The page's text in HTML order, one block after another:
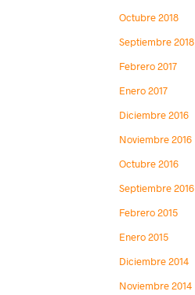
Octubre 2018
Septiembre 2018
Febrero 2017
Enero 2017
Diciembre 2016
Noviembre 2016
Octubre 2016
Septiembre 2016
Febrero 2015
Enero 2015
Diciembre 2014
Noviembre 2014